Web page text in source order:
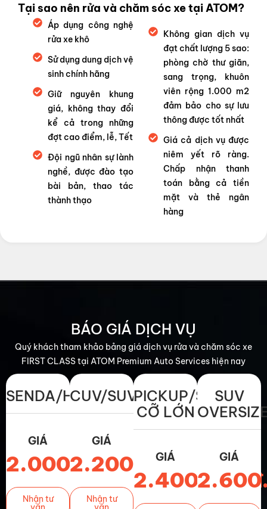
Tại sao nên rửa và chăm sóc xe tại ATOM?
Áp dụng công nghệ
rửa xe khô
Sử dụng dung dịch vệ
sinh chính hãng
Giữ nguyên khung
giá, không thay đổi
kể cả trong những
đợt cao điểm, lễ, Tết
Đội ngũ nhân sự lành
nghề, được đào tạo
bài bản, thao tác
thành thạo
Không gian dịch vụ
đạt chất lượng 5 sao:
phòng chờ thư giãn,
sang trọng, khuôn
viên rộng 1.000 m2
đảm bảo cho sự lưu
thông được tốt nhất
Giá cả dịch vụ được
niêm yết rõ ràng.
Chấp nhận thanh
toán bằng cả tiền
mặt và thẻ ngân
hàng
BÁO GIÁ DỊCH VỤ
Quý khách tham khảo bảng giá dịch vụ rửa và chăm sóc xe
FIRST CLASS tại ATOM Premium Auto Services hiện nay
SENDA/HATCHBACK
GIÁ
2.000.000đ
Nhận tư
CUV/SUV
GIÁ
2.200.000đ
Nhận tư
PICKUP/SUV
CỠ LỚN
GIÁ
2.400.000đ
SUV
GIÁ